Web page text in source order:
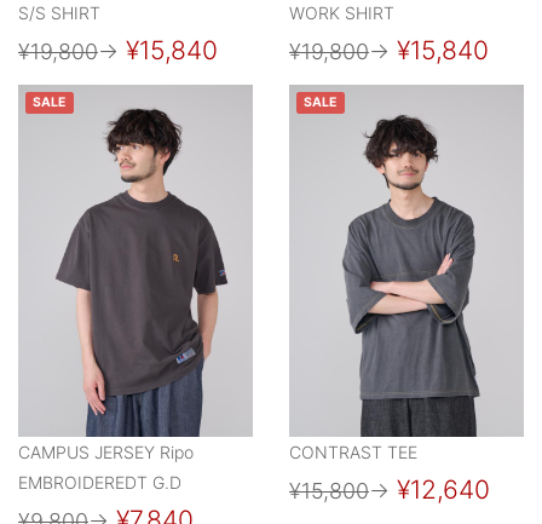
S/S SHIRT
¥19,800→ ¥15,840
WORK SHIRT
¥19,800→ ¥15,840
SALE
CAMPUS JERSEY Ripo
EMBROIDEREDT G.D
SALE
CONTRAST TEE
¥15,800→ ¥12,640